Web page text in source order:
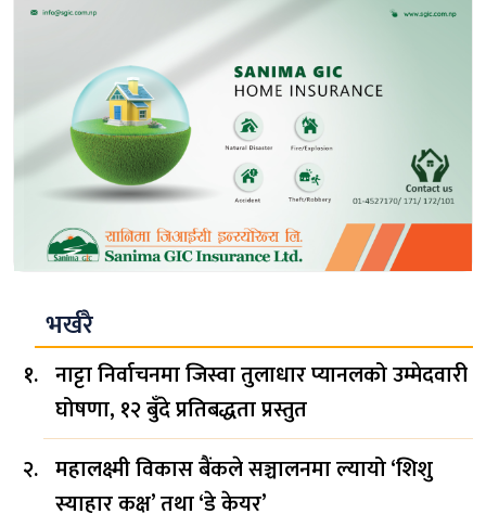
भर्खरै
नाट्टा निर्वाचनमा जिस्वा तुलाधार प्यानलको उम्मेदवारी
घोषणा, १२ बुँदे प्रतिबद्धता प्रस्तुत
महालक्ष्मी विकास बैंकले सञ्चालनमा ल्यायो ‘शिशु
स्याहार कक्ष’ तथा ‘डे केयर’